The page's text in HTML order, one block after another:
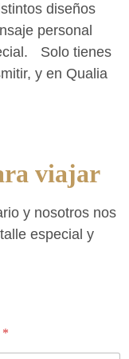
diseños
personal
Solo tienes
y en Qualia
viajar
y nosotros nos
especial y
*